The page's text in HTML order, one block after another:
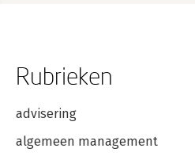
Rubrieken
advisering
algemeen management